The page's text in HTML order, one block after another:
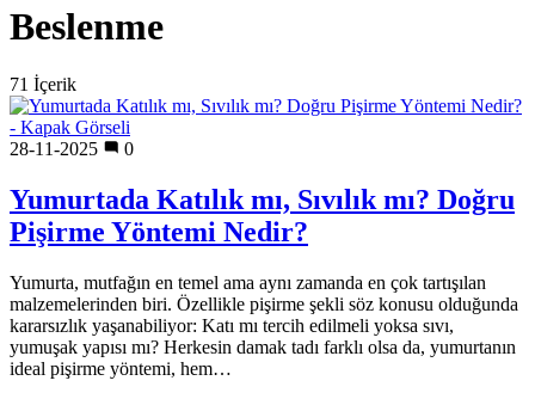
Beslenme
71 İçerik
28-11-2025 0
Yumurtada Katılık mı, Sıvılık mı? Doğru
Pişirme Yöntemi Nedir?
Yumurta, mutfağın en temel ama aynı zamanda en çok tartışılan
malzemelerinden biri. Özellikle pişirme şekli söz konusu olduğunda
kararsızlık yaşanabiliyor: Katı mı tercih edilmeli yoksa sıvı,
yumuşak yapısı mı? Herkesin damak tadı farklı olsa da, yumurtanın
ideal pişirme yöntemi, hem…